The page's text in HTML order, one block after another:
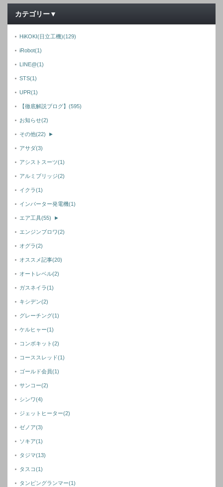
カテゴリー▼
HiKOKI(日立工機)(129)
iRobot(1)
LINE@(1)
STS(1)
UPR(1)
【徹底解説ブログ】 (595)
お知らせ(2)
その他(22) ►
アサダ(3)
アシストスーツ(1)
アルミブリッジ(2)
イクラ(1)
インバーター発電機(1)
エア工具(55) ►
エンジンブロワ(2)
オグラ(2)
オススメ記事(20)
オートレベル(2)
ガスネイラ(1)
キシデン(2)
グレーチング(1)
ケルヒャー(1)
コンボキット(2)
コーススレッド(1)
ゴールド会員(1)
サンコー(2)
シンワ(4)
ジェットヒーター(2)
ゼノア(3)
ソキア(1)
タジマ(13)
タスコ(1)
タンピングランマー(1)